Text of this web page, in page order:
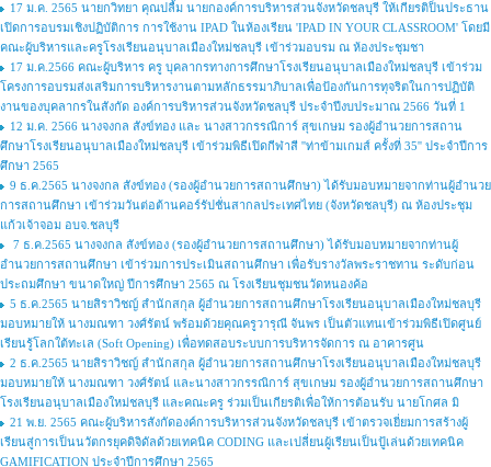
17 ม.ค. 2565 นายกวิทยา คุณปลื้ม นายกองค์การบริหารส่วนจังหวัดชลบุรี ให้เกียรติป็นประธาน
เปิดการอบรมเชิงปฏิบัติการ การใช้งาน IPAD ในห้องเรียน 'IPAD IN YOUR CLASSROOM' โดยมี
คณะผู้บริหารและครูโรงเรียนอนุบาลเมืองใหม่ชลบุรี เข้าร่วมอบรม ณ ห้องประชุมชา
17 ม.ค.2566 คณะผู้บริหาร ครู บุคลากรทางการศึกษาโรงเรียนอนุบาลเมืองใหม่ชลบุรี เข้าร่วม
โครงการอบรมส่งเสริมการบริหารงานตามหลักธรรมาภิบาลเพื่อป้องกันการทุจริตในการปฏิบัติ
งานของบุคลากรในสังกัด องค์การบริหารส่วนจังหวัดชลบุรี ประจำปีงบประมาณ 2566 วันที่ 1
12 ม.ค. 2566 นางจงกล สังข์ทอง และ นางสาวกรรณิการ์ สุขเกษม รองผู้อำนวยการสถาน
ศึกษาโรงเรียนอนุบาลเมืองใหม่ชลบุรี เข้าร่วมพิธีเปิดกีฬาสี ''ท่าข้ามเกมส์ ครั้งที่ 35'' ประจำปีการ
ศึกษา 2565
9 ธ.ค.2565 นางจงกล สังข์ทอง (รองผู้อำนวยการสถานศึกษา) ได้รับมอบหมายจากท่านผู้อำนวย
การสถานศึกษา เข้าร่วมวันต่อต้านคอร์รัปชั่นสากลประเทศไทย (จังหวัดชลบุรี) ณ ห้องประชุม
แก้วเจ้าจอม อบจ.ชลบุรี
7 ธ.ค.2565 นางจงกล สังข์ทอง (รองผู้อำนวยการสถานศึกษา) ได้รับมอบหมายจากท่านผู้
อำนวยการสถานศึกษา เข้าร่วมการประเมินสถานศึกษา เพื่อรับรางวัลพระราชทาน ระดับก่อน
ประถมศึกษา ขนาดใหญ่ ปีการศึกษา 2565 ณ โรงเรียนชุมชนวัดหนองค้อ
5 ธ.ค.2565 นายสิราวิชญ์ สำนักสกุล ผู้อำนวยการสถานศึกษาโรงเรียนอนุบาลเมืองใหม่ชลบุรี
มอบหมายให้ นางมณฑา วงศ์รัตน์ พร้อมด้วยคุณครูวารุณี จันพร เป็นตัวแทนเข้าร่วมพิธีเปิดศูนย์
เรียนรู้โลกใต้ทะเล (Soft Opening) เพื่อทดสอบระบบการบริหารจัดการ ณ อาคารศูน
2 ธ.ค.2565 นายสิราวิชญ์ สำนักสกุล ผู้อำนวยการสถานศึกษาโรงเรียนอนุบาลเมืองใหม่ชลบุรี
มอบหมายให้ นางมณฑา วงศ์รัตน์ และนางสาวกรรณิการ์ สุขเกษม รองผู้อำนวยการสถานศึกษา
โรงเรียนอนุบาลเมืองใหม่ชลบุรี และคณะครู ร่วมเป็นเกียรติเพื่อให้การต้อนรับ นายโกศล มิ
21 พ.ย. 2565 คณะผู้บริหารสังกัดองค์การบริหารส่วนจังหวัดชลบุรี เข้าตรวจเยี่ยมการสร้างผู้
เรียนสู่การเป็นนวัตกรยุคดิจิดัลด้วยเทคนิค CODING และเปลี่ยนผู้เรียนเป็นปู้เล่นด้วยเทคนิค
GAMIFICATION ประจำปีการศึกษา 2565